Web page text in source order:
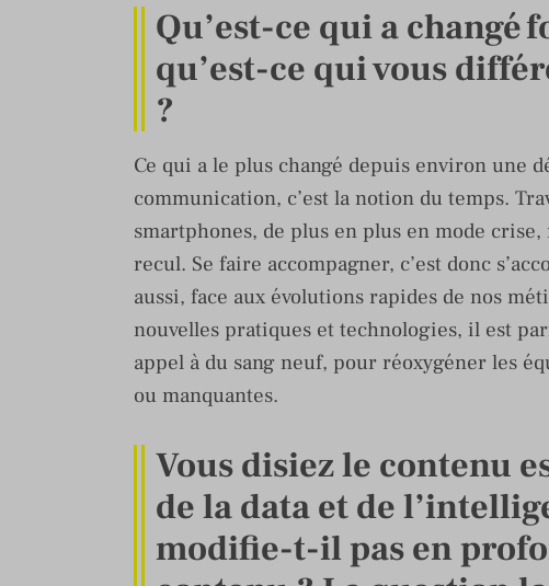
Qu’est-ce qui a changé
qu’est-ce qui vous
?
Ce qui a le plus changé depuis environ une
communication, c’est la notion du temps.
smartphones, de plus en plus en mode
recul. Se faire accompagner, c’est donc
aussi, face aux évolutions rapides de nos
nouvelles pratiques et technologies, il est
appel à du sang neuf, pour réoxygéner les
ou manquantes.
Vous disiez le contenu
de la data et de
modifie-t-il pas en